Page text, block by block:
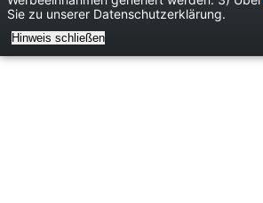
Sie zu unserer Datenschutzerklärung.
Hinweis schließen